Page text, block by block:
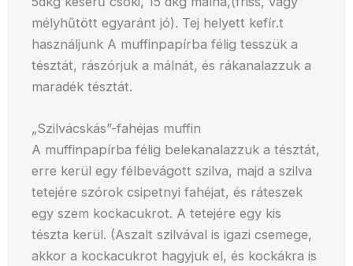
mélyhűtött egyaránt jó). Tej helyett kefír.t
használjunk A muffinpapírba félig tesszük a
tésztát, rászórjuk a málnát, és rákanalazzuk a
maradék tésztát.
„Szilvácskás”-fahéjas muffin
A muffinpapírba félig belekanalazzuk a tésztát,
erre kerül egy félbevágott szilva, majd a szilva
tetejére szórok csipetnyi fahéjat, és ráteszek
egy szem kockacukrot. A tetejére egy kis
tészta kerül. (Aszalt szilvával is igazi csemege,
akkor a kockacukrot hagyjuk el, és kockákra is